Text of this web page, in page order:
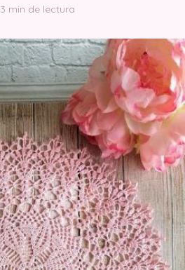
3 min de lectura